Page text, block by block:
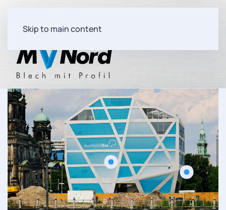
Skip to main content